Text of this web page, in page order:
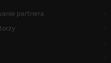
partnera